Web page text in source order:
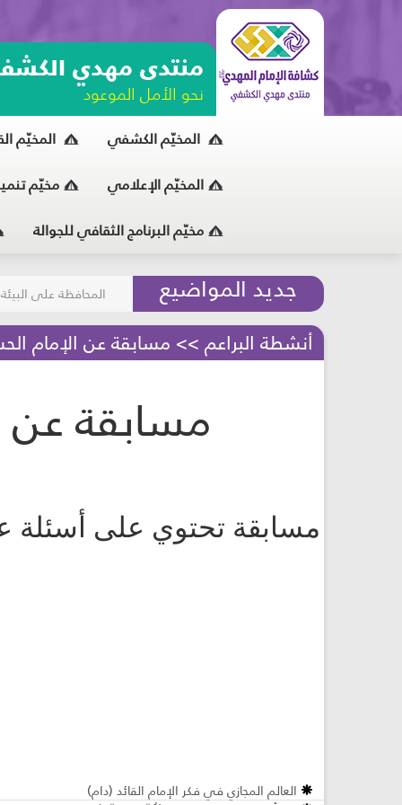
منتدى مهدي
نحو الأمل الموعود
المخيّم الكشفي المخيّم
المخيّم الإعلامي مخيّم
مخيّم البرنامج الثقافي للجوالة
جديد المواضيع
مسابقة الركب
المحافظة على البيئة
أنشطة البراعم >> مسابقة عن الإمام
مسابقة عن
مسابقة تحتوي على أسئلة
العالم المجازي في فكر الإمام القائد (دام)